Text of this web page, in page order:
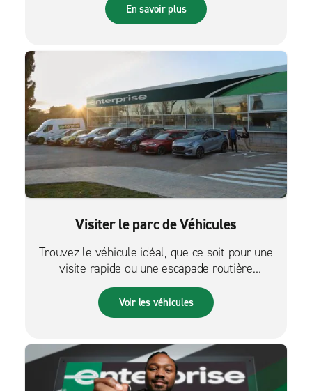
En savoir plus
Visiter le parc de Véhicules
Trouvez le véhicule idéal, que ce soit pour une
visite rapide ou une escapade routière
palpitante.
Voir les véhicules